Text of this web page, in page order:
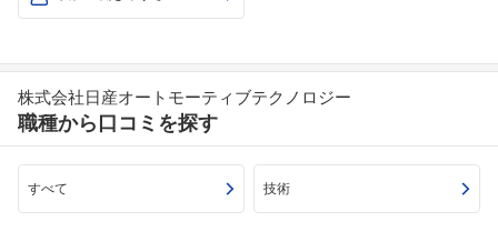
株式会社日産オートモーティブテクノロジー
職種から口コミを探す
すべて 技術